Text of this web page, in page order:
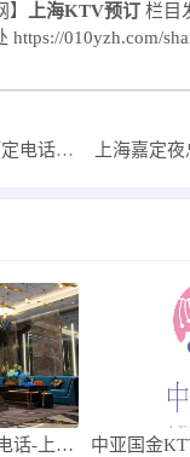
上海KTV预订 栏目
https://010yzh.com/
总会订房电话 上海嘉定夜总会排名-
上海杨浦夜总会预定电话-上海杨浦高端夜总 中亚国金